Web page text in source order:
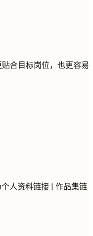
合目标岗位，也更容易
人资料链接 | 作品集链